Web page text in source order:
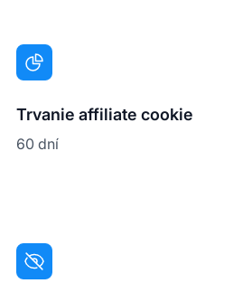
Trvanie affiliate cookie
60 dní